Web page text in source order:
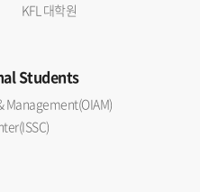
KFL 대학원
Students
Management(OIAM)